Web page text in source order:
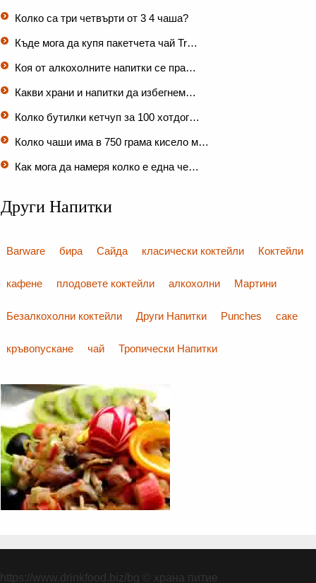
Колко са три четвърти от 3 4 чаша?
Къде мога да купя пакетчета чай Tr…
Коя от алкохолните напитки се пра…
Какви храни и напитки да избегнем…
Колко бутилки кетчуп за 100 хотдог…
Колко чаши има в 750 грама кисело м…
Как мога да намеря колко е една че…
Други Напитки
Barware бира Сайда класически коктейли Коктейли
кафене плодовете коктейли алкохолни Мартини
Безалкохолни коктейли Други Напитки Punches саке
кръвопускане чай Тропически Напитки
https://www.drinkfood.biz/bg © храна питие